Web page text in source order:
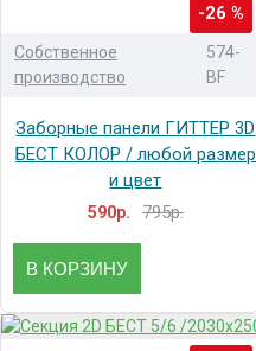
-26 %
Собственное
производство
574-
BF
Заборные панели ГИТТЕР 3D
БЕСТ КОЛОР / любой размер
и цвет
590р. 795р.
В КОРЗИНУ